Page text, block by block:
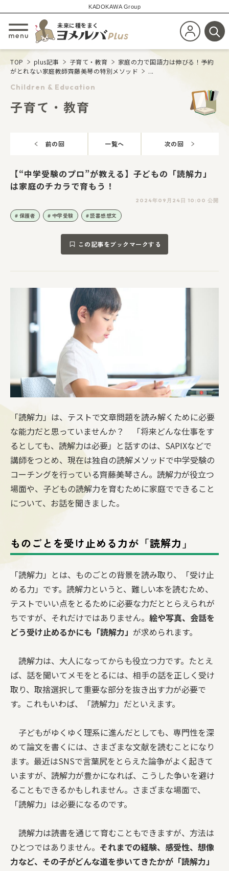
KADOKAWA Group
メニューを開閉する
未来に種をまく
新規会員登
検
TOP plus記事 子育て・教育
家庭の力で国語力は伸びる！予約
がとれない家庭教師齊藤美琴の特別メソッド
...
Children & Education
子育て・教育
前の回 一覧へ 次の回
【“中学受験のプロ”が教える】子どもの「読解力」
は家庭のチカラで育もう！
2024年09月24日 10:00 公開
保護者 中学受験 読書感想文
この記事をブックマークする
「読解力」は、テストで文章問題を読み解くために必要
な能力だと思っていませんか？ 「将来どんな仕事をす
るとしても、読解力は必要」と話すのは、SAPIXなどで
講師をつとめ、現在は独自の読解メソッドで中学受験の
コーチングを行っている齊藤美琴さん。読解力が役立つ
場面や、子どもの読解力を育むために家庭でできること
について、お話を聞きました。
ものごとを受け止める力が「読解力」
「読解力」とは、ものごとの背景を読み取り、「受け止
める力」です。読解力というと、難しい本を読むため、
テストでいい点をとるために必要な力だととらえられが
ちですが、それだけではありません。 絵や写真、会話を
どう受け止めるかにも「読解力」 が求められます。
読解力は、大人になってからも役立つ力です。たとえ
ば、話を聞いてメモをとるには、相手の話を正しく受け
取り、取捨選択して重要な部分を抜き出す力が必要で
す。これもいわば、「読解力」だといえます。
子どもがゆくゆく理系に進んだとしても、専門性を深
めて論文を書くには、さまざまな文献を読むことになり
ます。最近はSNSで言葉尻をとらえた論争がよく起きて
いますが、読解力が豊かになれば、こうした争いを避け
ることもできるかもしれません。さまざまな場面で、
「読解力」は必要になるのです。
読解力は読書を通じて育むこともできますが、方法は
ひとつではありません。 それまでの経験、感受性、想像
力など、その子がどんな道を歩いてきたかが「読解力」